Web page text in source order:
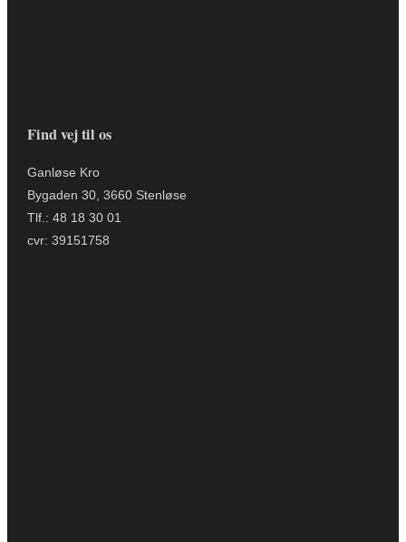
Find vej til os
Ganløse Kro
Bygaden 30, 3660 Stenløse
Tlf.: 48 18 30 01
cvr: 39151758